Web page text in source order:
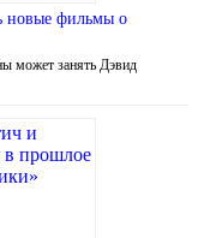
новые фильмы о
может занять Дэвид